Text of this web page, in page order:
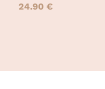
24.90 €